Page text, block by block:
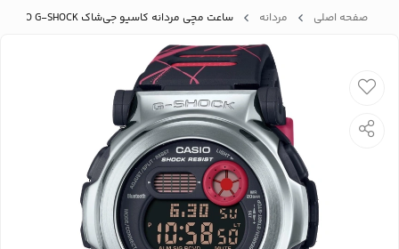
صفحه اصلی مردانه ساعت مچی مردانه کاسیو جی‌شاک CASIO G-SHOCK مدل G-B001MVA-1DR